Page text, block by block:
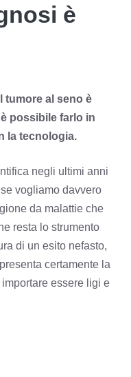
è
tumore al seno è
possibile farlo in
la tecnologia.
negli ultimi anni
vogliamo davvero
da malattie che
resta lo strumento
di un esito nefasto,
certamente la
essere ligi e